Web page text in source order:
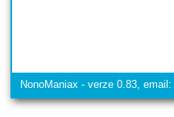
NonoManiax - verze 0.83, email: